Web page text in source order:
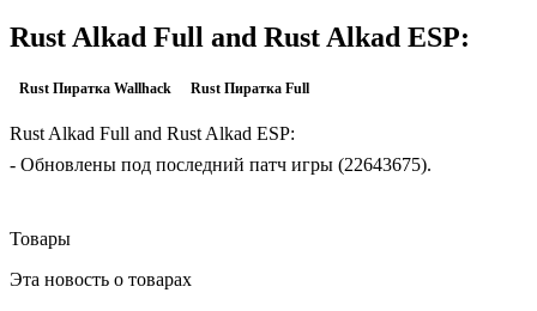
Rust Alkad Full and Rust Alkad ESP:
Rust Пиратка Wallhack Rust Пиратка Full
Rust Alkad Full and Rust Alkad ESP:
- Обновлены под последний патч игры (22643675).
Товары
Эта новость о товарах